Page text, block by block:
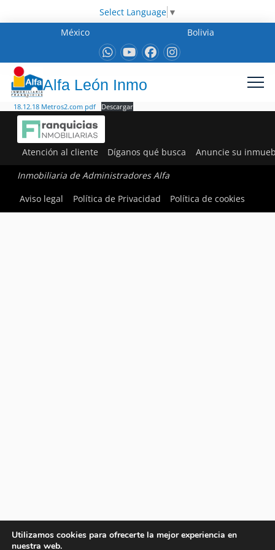
Select Language ▼
México
Bolivia
Alfa León Inmo
18.12.18 Metros2.com pdf Descargar
Atención al cliente Díganos qué busca Anuncie su
Inmobiliaria de Administradores Alfa
Aviso legal
Política de Privacidad Política de cookies
Utilizamos cookies para ofrecerte la mejor experiencia en
nuestra web.